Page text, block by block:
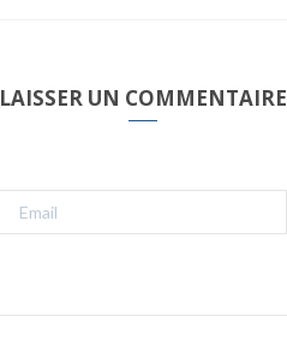
LAISSER UN COMMENTAIRE